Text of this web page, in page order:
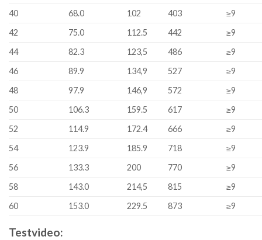
40
68.0 102 403
≥9
42
75.0 112.5 442
≥9
44
82.3 123,5 486
≥9
46
89.9 134,9 527
≥9
48
97.9 146,9 572
≥9
50
106.3 159.5 617
≥9
52
114.9 172.4 666
≥9
54
123.9 185.9 718
≥9
56
133.3 200 770
≥9
58
143.0 214,5 815
≥9
60
153.0 229.5 873 ≥9
Testvideo: